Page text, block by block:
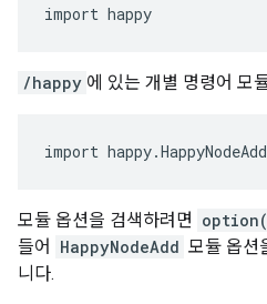
import happy
/happy 에 있는 개별 명령어 모
import happy.HappyNodeAdd
모듈 옵션을 검색하려면
들어
HappyNodeAdd 모듈 옵션
니다.